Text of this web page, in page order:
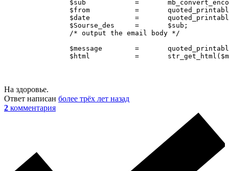
$html		=
На здоровье.
Ответ написан более трёх лет назад
2 комментария